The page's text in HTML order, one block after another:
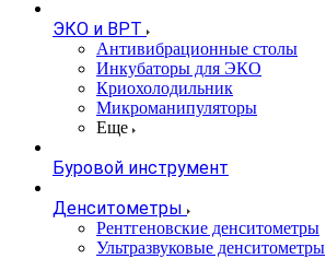
ЭКО и ВРТ
Антивибрационные столы
Инкубаторы для ЭКО
Криохолодильник
Микроманипуляторы
Еще
Буровой инструмент
Денситометры
Рентгеновские денситометры
Ультразвуковые денситометры